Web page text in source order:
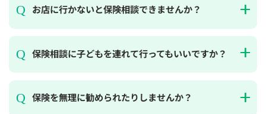
お店に行かないと保険相談できませんか？
保険相談に子どもを連れて行ってもいいですか？
保険を無理に勧められたりしませんか？